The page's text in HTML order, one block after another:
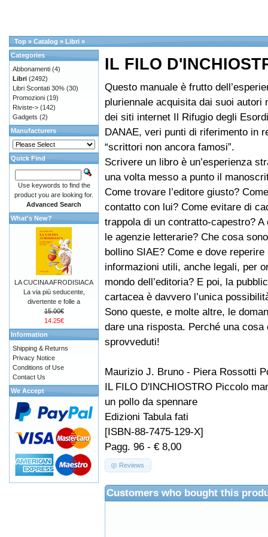
Top » Catalog » Libri »
IL FILO
Questo manuale è frutto
pluriennale acquisita dai suoi autori
dei siti internet Il Rifugio degli
DANAE, veri punti di riferimento in
“scrittori non ancora famosi”.
Scrivere un libro è un’esperienza
una volta messo a punto il
Come trovare l’editore giusto?
contatto con lui? Come evitare di
trappola di un contratto-capestro? A
le agenzie letterarie? Che cosa
bollino SIAE? Come e dove reperire
informazioni utili, anche legali, per
mondo dell’editoria? E poi, la
cartacea è davvero l’unica
Sono queste, e molte altre, le
dare una risposta. Perché una
sprovveduti!
Maurizio J. Bruno - Piera Rossotti
IL FILO D'INCHIOSTRO Piccolo
un pollo da spennare
Edizioni Tabula fati
[ISBN-88-7475-129-X]
Pagg. 96 - € 8,00
Reviews
Customers who bought this
Categories
Abbonamenti (4)
Libri (2492)
Libri Scontati 30% (30)
Promozioni (19)
Riviste-> (142)
Gadgets (2)
Manufacturers
Quick Find
Use keywords to find the
product you are looking for.
Advanced Search
What's New?
LA CUCINA AFRODISIACA
La via più seducente,
divertente e folle a
15.00€
14.25€
Information
Shipping & Returns
Privacy Notice
Conditions of Use
Contact Us
We Accept